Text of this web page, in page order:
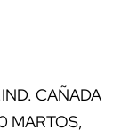
CAÑADA
MARTOS,